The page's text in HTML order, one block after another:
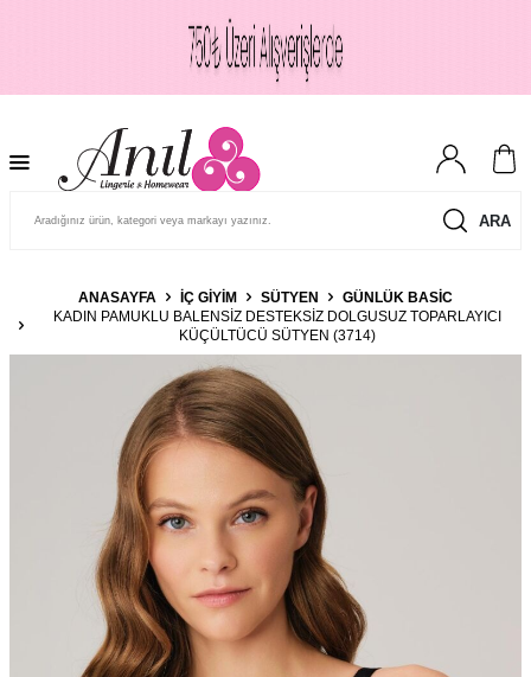
ARA
ANASAYFA İÇ GIYIM SÜTYEN
GÜNLÜK BASIC
KADIN PAMUKLU BALENSIZ DESTEKSIZ DOLGUSUZ TOPARLAYICI
KÜÇÜLTÜCÜ SÜTYEN (3714)